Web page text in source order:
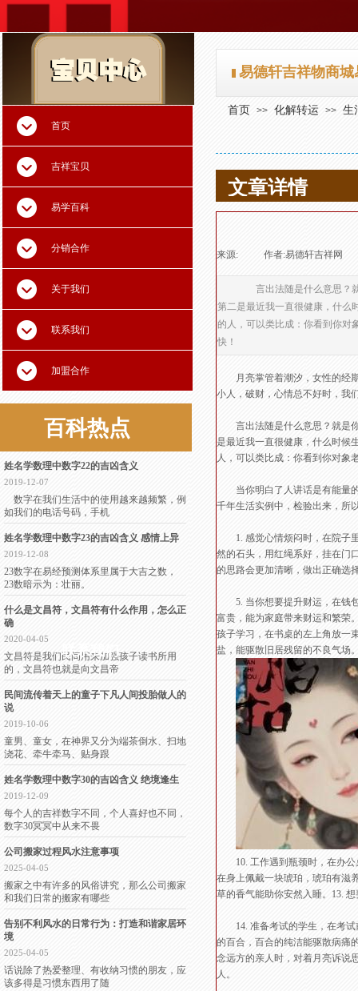
首页
吉祥宝贝
易学百科
分销合作
关于我们
联系我们
加盟合作
易德轩吉祥物商
首页 >> 化解转运 >> 生
文章详情
来源: 作者:易德轩吉祥网
言出法随是什么意思？就
第二是最近我一直很健康，什么
的人，可以类比成：你看到你
快！
月亮掌管着潮汐，女性的经期
小人，破财，心情总不好时，我
言出法随是什么意思？就是你
是最近我一直很健康，什么时候
人，可以类比成：你看到你对
当你明白了人讲话是有能量的
千年生活实例中，检验出来，所
1. 感觉心情烦闷时，在院子里
然的石头，用红绳系好，挂在门
的思路会更加清晰，做出正确选
5. 当你想要提升财运，在钱包
富贵，能为家庭带来财运和繁荣
孩子学习，在书桌的左上角放一
盐，能驱散旧居残留的不良气场
10. 工作遇到瓶颈时，在办公
在身上佩戴一块琥珀，琥珀有滋
草的香气能助你安然入睡。13.
14. 准备考试的学生，在考试
的百合，百合的纯洁能驱散病痛
念远方的亲人时，对着月亮诉说
人。
百科热点
姓名学数理中数字22的吉凶含义
2019-12-07
数字在我们生活中的使用越来越频繁，例
如我们的电话号码，手机
姓名学数理中数字23的吉凶含义 感情上异
2019-12-08
23数字在易经预测体系里属于大吉之数，
23数暗示为：壮丽。
什么是文昌符，文昌符有什么作用，怎么正
确
2020-04-05
文昌符是我们民间用来加强孩子读书所用
的，文昌符也就是向文昌帝
民间流传着天上的童子下凡人间投胎做人的
说
2019-10-06
童男、童女，在神界又分为端茶倒水、扫地
浇花、牵牛牵马、贴身跟
姓名学数理中数字30的吉凶含义 绝境逢生
2019-12-09
每个人的吉祥数字不同，个人喜好也不同，
数字30冥冥中从来不畏
公司搬家过程风水注意事项
2025-04-05
搬家之中有许多的风俗讲究，那么公司搬家
和我们日常的搬家有哪些
告别不利风水的日常行为：打造和谐家居环
境
2025-04-05
话说除了热爱整理、有收纳习惯的朋友，应
该多得是习惯东西用了随
联系我们